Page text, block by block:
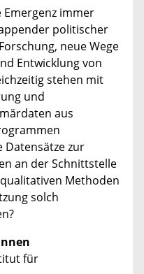
Emergenz immer
politischer
neue Wege
Entwicklung von
stehen mit
und
aus
zur
an der Schnittstelle
Methoden
solch
für